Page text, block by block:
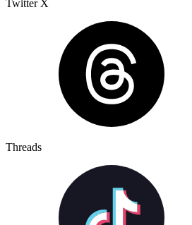
Twitter X
Threads